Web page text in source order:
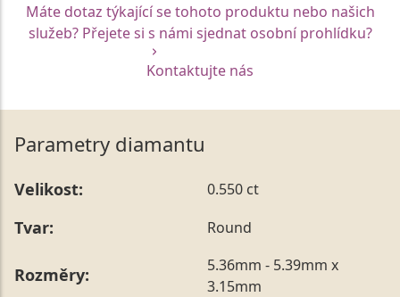
Máte dotaz týkající se tohoto produktu nebo našich
služeb? Přejete si s námi sjednat osobní prohlídku?
Kontaktujte nás
Parametry diamantu
Velikost: 0.550 ct
Tvar: Round
Rozměry:
5.36mm - 5.39mm x
3.15mm